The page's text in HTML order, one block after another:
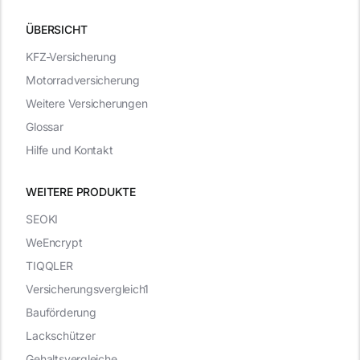
ÜBERSICHT
WEITERE PRODUKTE
KFZ-Versicherung
Motorradversicherung
Weitere Versicherungen
Glossar
Hilfe und Kontakt
SEOKI
WeEncrypt
TIQQLER
Versicherungsvergleich1
Bauförderung
Lackschützer